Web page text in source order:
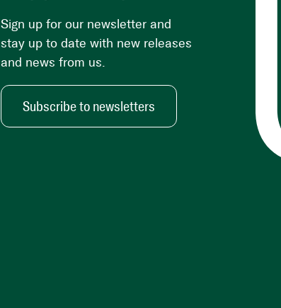
Sign up for our newsletter and
stay up to date with new releases
and news from us.
Subscribe to newsletters